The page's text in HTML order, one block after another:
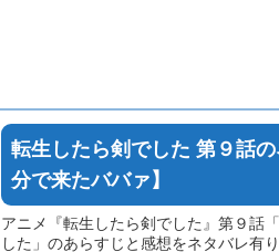
転生したら剣でした 第９話
分で来たババァ】
アニメ『転生したら剣でした』第９話
した」のあらすじと感想をネタバレ有